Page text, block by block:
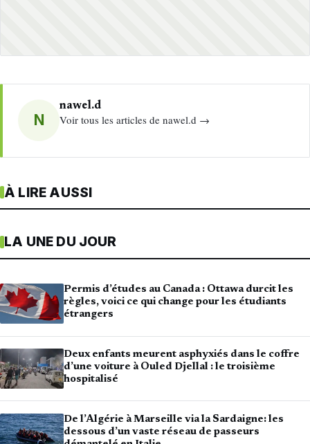
N
nawel.d
Voir tous les articles de nawel.d →
À LIRE AUSSI
LA UNE DU JOUR
Permis d’études au Canada : Ottawa durcit les
règles, voici ce qui change pour les étudiants
étrangers
Deux enfants meurent asphyxiés dans le coffre
d’une voiture à Ouled Djellal : le troisième
hospitalisé
De l’Algérie à Marseille via la Sardaigne: les
dessous d’un vaste réseau de passeurs